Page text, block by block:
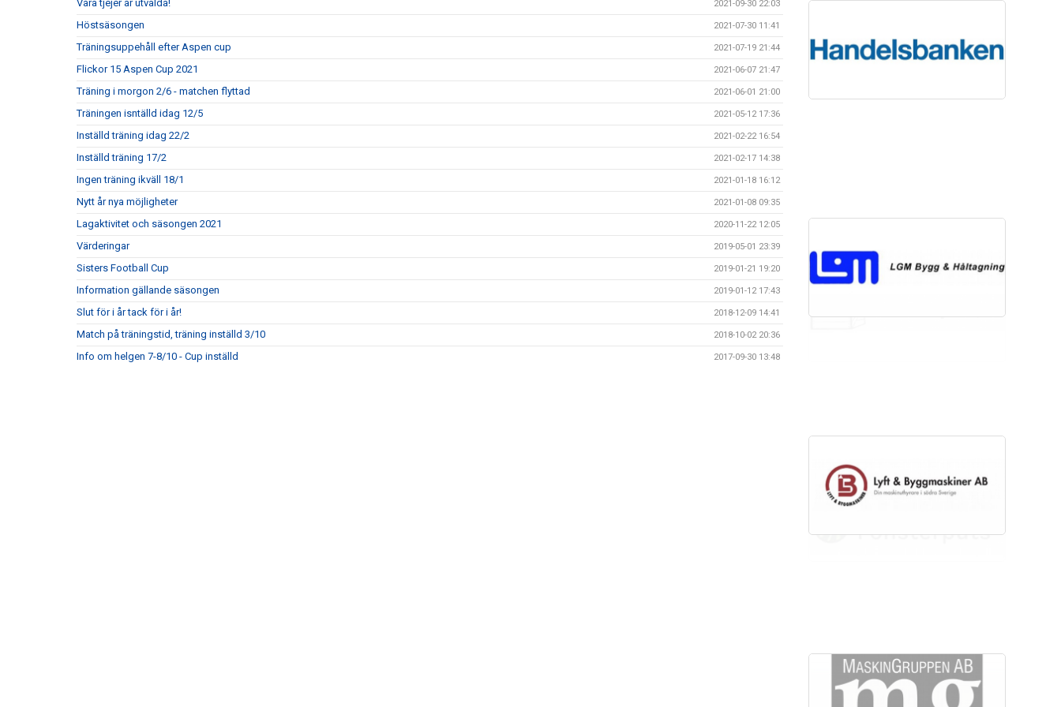
Våra tjejer är utvalda! 2021-09-30 22:03
Höstsäsongen 2021-07-30 11:41
Träningsuppehåll efter Aspen cup 2021-07-19 21:44
Flickor 15 Aspen Cup 2021 2021-06-07 21:47
Träning i morgon 2/6 - matchen flyttad 2021-06-01 21:00
Träningen isntälld idag 12/5 2021-05-12 17:36
Inställd träning idag 22/2 2021-02-22 16:54
Inställd träning 17/2 2021-02-17 14:38
Ingen träning ikväll 18/1 2021-01-18 16:12
Nytt år nya möjligheter 2021-01-08 09:35
Lagaktivitet och säsongen 2021 2020-11-22 12:05
Värderingar 2019-05-01 23:39
Sisters Football Cup 2019-01-21 19:20
Information gällande säsongen 2019-01-12 17:43
Slut för i år tack för i år! 2018-12-09 14:41
Match på träningstid, träning inställd 3/10 2018-10-02 20:36
Info om helgen 7-8/10 - Cup inställd 2017-09-30 13:48